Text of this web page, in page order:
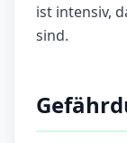
ist intensiv,
sind.